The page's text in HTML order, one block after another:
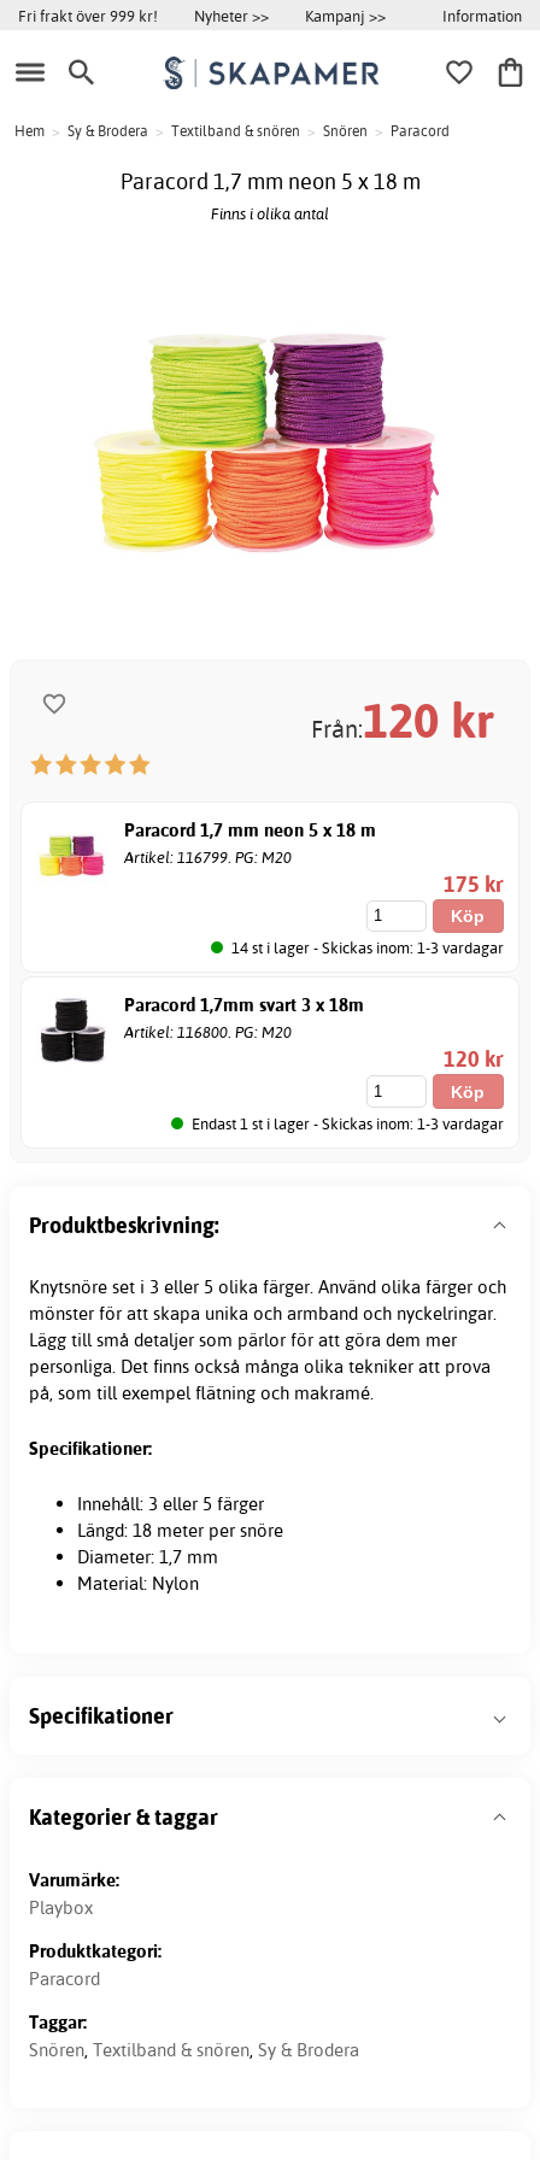
Fri frakt över 999 kr! Nyheter >> Kampanj >> Information
Hem > Sy & Brodera > Textilband & snören > Snören > Paracord
Paracord 1,7 mm neon 5 x 18 m
Finns i olika antal
Från:120 kr
Paracord 1,7 mm neon 5 x 18 m
Artikel: 116799. PG: M20
175 kr
14 st i lager - Skickas inom: 1-3 vardagar
Paracord 1,7mm svart 3 x 18m
Artikel: 116800. PG: M20
120 kr
Endast 1 st i lager - Skickas inom: 1-3 vardagar
Produktbeskrivning:
Knytsnöre set i 3 eller 5 olika färger. Använd olika färger och
mönster för att skapa unika och armband och nyckelringar.
Lägg till små detaljer som pärlor för att göra dem mer
personliga. Det finns också många olika tekniker att prova
på, som till exempel flätning och makramé.
Specifikationer:
Innehåll: 3 eller 5 färger
Längd: 18 meter per snöre
Diameter: 1,7 mm
Material: Nylon
Specifikationer
Kategorier & taggar
Varumärke:
Playbox
Produktkategori:
Paracord
Taggar:
Snören, Textilband & snören, Sy & Brodera